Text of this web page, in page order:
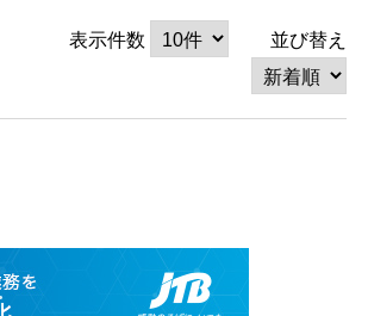
表示件数 並び替え